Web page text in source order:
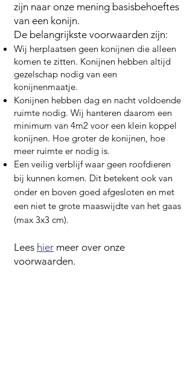
zijn naar onze mening basisbehoeftes
van een konijn.
De belangrijkste voorwaarden zijn:
Wij herplaatsen geen konijnen die alleen
komen te zitten. Konijnen hebben altijd
gezelschap nodig van een
konijnenmaatje.
Konijnen hebben dag en nacht voldoende
ruimte nodig. Wij hanteren daarom een
minimum van 4m2 voor een klein koppel
konijnen. Hoe groter de konijnen, hoe
meer ruimte er nodig is.
Een veilig verblijf waar geen roofdieren
bij kunnen komen. Dit betekent ook van
onder en boven goed afgesloten en met
een niet te grote maaswijdte van het gaas
(max 3x3 cm).
Lees hier meer over onze
voorwaarden.